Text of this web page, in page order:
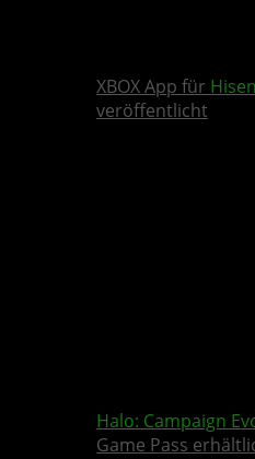
XBOX App für
veröffentlicht
Halo: Campaign
Game Pass